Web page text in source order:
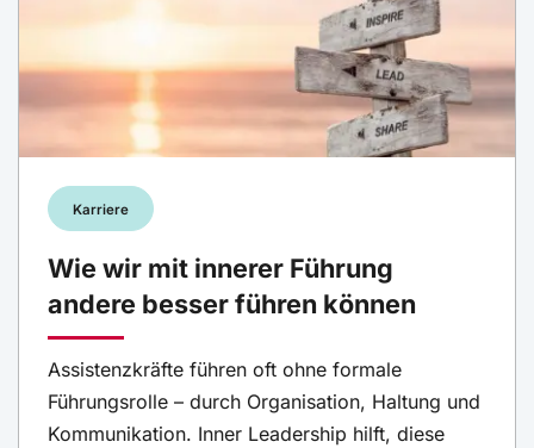
Karriere
Wie wir mit innerer Führung
andere besser führen können
Assistenzkräfte führen oft ohne formale
Führungsrolle – durch Organisation, Haltung und
Kommunikation. Inner Leadership hilft, diese